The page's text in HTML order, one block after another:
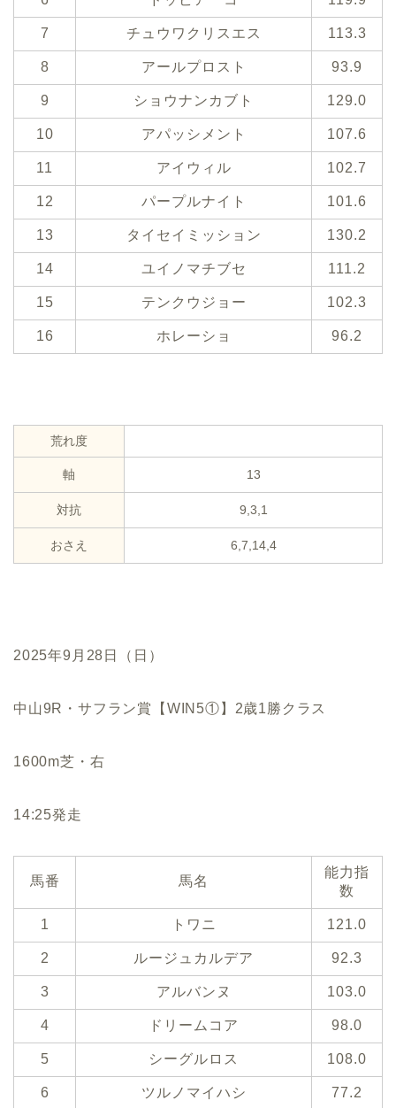
7 チュウワクリスエス 113.3
8 アールプロスト 93.9
9 ショウナンカブト 129.0
10 アパッシメント 107.6
11 アイウィル 102.7
12 パープルナイト 101.6
13 タイセイミッション 130.2
14 ユイノマチブセ 111.2
15 テンクウジョー 102.3
16 ホレーショ 96.2
荒れ度
軸 13
対抗 9,3,1
おさえ 6,7,14,4
2025年9月28日（日）
中山9R・サフラン賞【WIN5①】2歳1勝クラス
1600m芝・右
14:25発走
馬番 馬名
能力指
数
1 トワニ 121.0
2 ルージュカルデア 92.3
3 アルバンヌ 103.0
4 ドリームコア 98.0
5 シーグルロス 108.0
6 ツルノマイハシ 77.2